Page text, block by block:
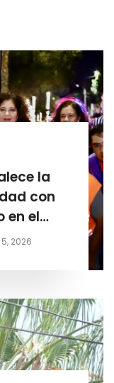
la
con
en el
2026